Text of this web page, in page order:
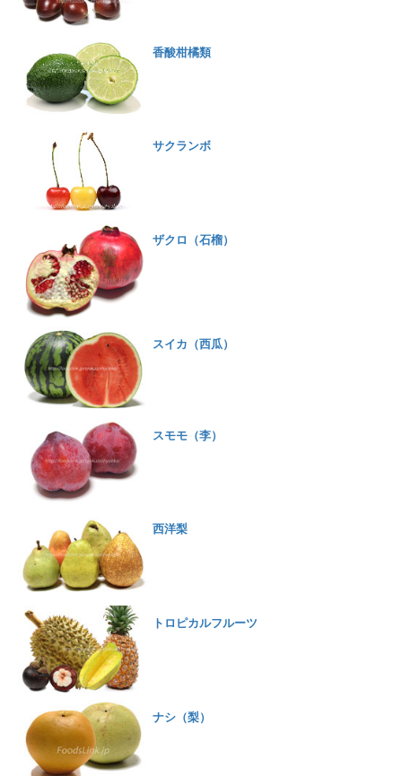
香酸柑橘類
サクランボ
ザクロ（石榴）
スイカ（西瓜）
スモモ（李）
西洋梨
トロピカルフルーツ
ナシ（梨）